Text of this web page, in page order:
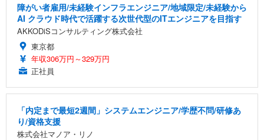
障がい者雇用/未経験インフラエンジニア/地域限定/未経験から
AI クラウド時代で活躍する次世代型のITエンジニアを目指す
AKKODiSコンサルティング株式会社
東京都
年収306万円～329万円
正社員
「内定まで最短2週間」システムエンジニア/学歴不問/研修あ
り/資格支援
株式会社マノア・リノ